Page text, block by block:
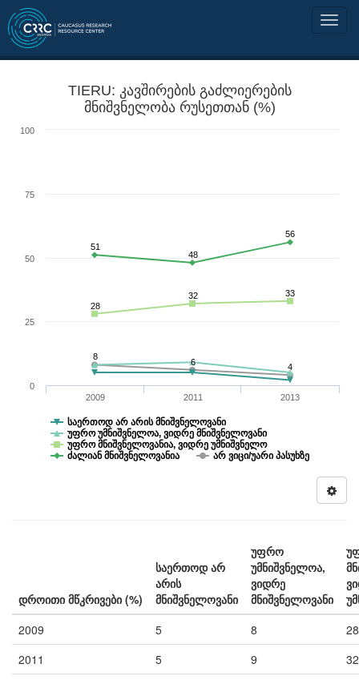
TIERU: კავშირების გაძლიერების
მნიშვნელობა რუსეთთან (%)
8
6 4
51
48
56
28
32 33
საერთოდ არ არის მნიშვნელოვანი
უფრო უმნიშვნელოა, ვიდრე მნიშვნელოვანი
უფრო მნიშვნელოვანია, ვიდრე უმნიშვნელო
ძალიან მნიშვნელოვანია
არ ვიცი/უარი პასუხზე
2009 2011 2013
0
25
50
75
100
დროითი მწკრივები (%)
საერთოდ არ
არის
მნიშვნელოვანი
უფრო
უმნიშვნელოა,
ვიდრე
მნიშვნელოვანი
2009
5 8
28
2011
5 9
32